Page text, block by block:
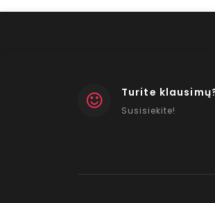
Turite
Susisiekite!